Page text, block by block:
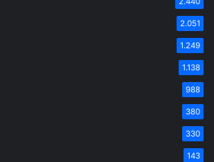
2.051
1.249
1.138
988
380
330
143